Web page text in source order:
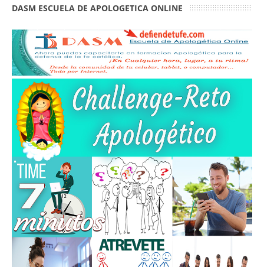
DASM ESCUELA DE APOLOGETICA ONLINE